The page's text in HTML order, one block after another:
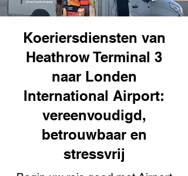
Koeriersdiensten van
Heathrow Terminal 3
naar Londen
International Airport:
vereenvoudigd,
betrouwbaar en
stressvrij